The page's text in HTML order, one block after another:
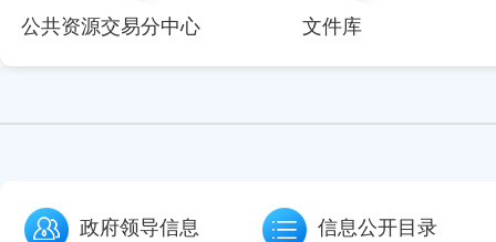
公共资源交易分中心 文件库
政府领导信息 信息公开目录